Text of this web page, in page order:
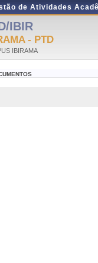
de Atividades
IBIR
- PTD
IBIRAMA